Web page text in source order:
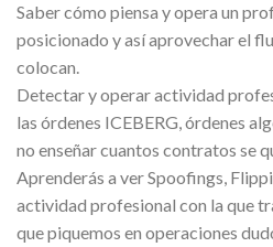
Saber cómo piensa y opera un
posicionado y así aprovechar el
colocan.
Detectar y operar actividad
las órdenes ICEBERG, órdenes
no enseñar cuantos contratos se
Aprenderás a ver Spoofings,
actividad profesional con la que
que piquemos en operaciones